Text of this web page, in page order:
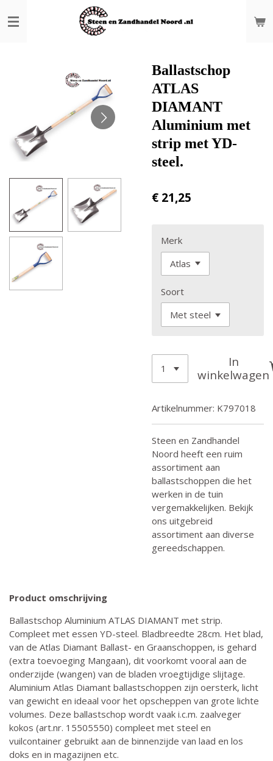
direct
Ballastschop
ATLAS
DIAMANT
Aluminium met
strip met YD-
steel.
€ 21,25
Merk
Soort
In
winkelwagen
Artikelnummer: K797018
Steen en Zandhandel
Noord heeft een ruim
assortiment aan
ballastschoppen die het
werken in de tuin
vergemakkelijken. Bekijk
ons uitgebreid
assortiment aan diverse
gereedschappen.
Product omschrijving
Ballastschop Aluminium ATLAS DIAMANT met strip.
Compleet met essen YD-steel. Bladbreedte 28cm. Het blad,
van de Atlas Diamant Ballast- en Graanschoppen, is gehard
(extra toevoeging Mangaan), dit voorkomt vooral aan de
onderzijde (wangen) van de bladen vroegtijdige slijtage.
Aluminium Atlas Diamant ballastschoppen zijn oersterk, licht
van gewicht en ideaal voor het opscheppen van grote lichte
volumes. Deze ballastschop wordt vaak i.c.m. zaalveger
kokos (art.nr. 15505550) compleet met steel en
vuilcontainer gebruikt aan de binnenzijde van laad en los
doks en in magazijnen etc.